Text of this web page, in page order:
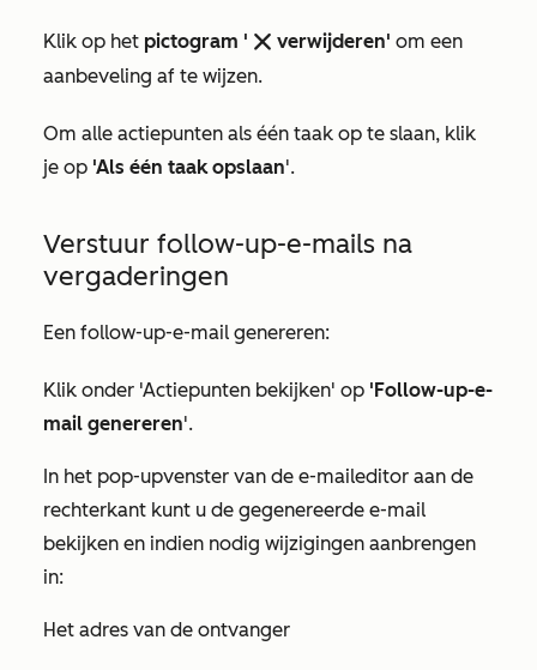
Klik op het pictogram ' remove verwijderen' om een
aanbeveling af te wijzen.
Om alle actiepunten als één taak op te slaan, klik
je op 'Als één taak opslaan'.
Verstuur follow-up-e-mails na
vergaderingen
Een follow-up-e-mail genereren:
Klik onder 'Actiepunten bekijken' op 'Follow-up-e-
mail genereren'.
In het pop-upvenster van de e-maileditor aan de
rechterkant kunt u de gegenereerde e-mail
bekijken en indien nodig wijzigingen aanbrengen
in:
Het adres van de ontvanger